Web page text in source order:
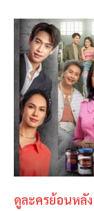
ดูละครย้อนหลัง